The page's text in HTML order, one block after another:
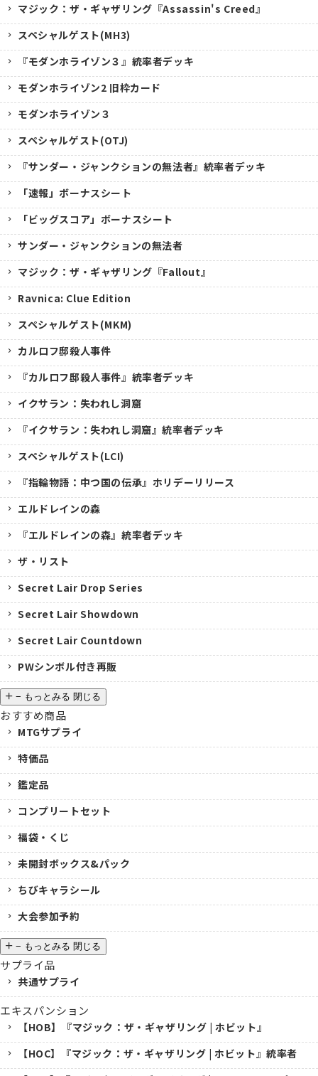
マジック：ザ・ギャザリング『Assassin's Creed』
スペシャルゲスト(MH3)
『モダンホライゾン３』統率者デッキ
モダンホライゾン2 旧枠カード
モダンホライゾン３
スペシャルゲスト(OTJ)
『サンダー・ジャンクションの無法者』統率者デッキ
「速報」ボーナスシート
「ビッグスコア」ボーナスシート
サンダー・ジャンクションの無法者
マジック：ザ・ギャザリング『Fallout』
Ravnica: Clue Edition
スペシャルゲスト(MKM)
カルロフ邸殺人事件
『カルロフ邸殺人事件』統率者デッキ
イクサラン：失われし洞窟
『イクサラン：失われし洞窟』統率者デッキ
スペシャルゲスト(LCI)
『指輪物語：中つ国の伝承』ホリデーリリース
エルドレインの森
『エルドレインの森』統率者デッキ
ザ・リスト
Secret Lair Drop Series
Secret Lair Showdown
Secret Lair Countdown
PWシンボル付き再販
− もっとみる 閉じる
おすすめ商品
MTGサプライ
特価品
鑑定品
コンプリートセット
福袋・くじ
未開封ボックス&パック
ちびキャラシール
大会参加予約
− もっとみる 閉じる
サプライ品
共通サプライ
エキスパンション
【HOB】『マジック：ザ・ギャザリング | ホビット』
【HOC】『マジック：ザ・ギャザリング | ホビット』統率者